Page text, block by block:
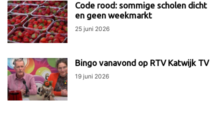
Code rood: sommige scholen dicht
en geen weekmarkt
25 juni 2026
Bingo vanavond op RTV Katwijk TV
19 juni 2026